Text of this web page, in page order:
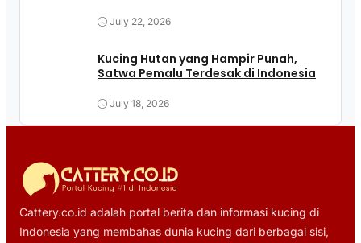
July 22, 2026
Kucing Hutan yang Hampir Punah,
Satwa Pemalu Terdesak di Indonesia
July 18, 2026
Cattery.co.id adalah portal berita dan informasi kucing di
Indonesia yang membahas dunia kucing dari berbagai sisi,